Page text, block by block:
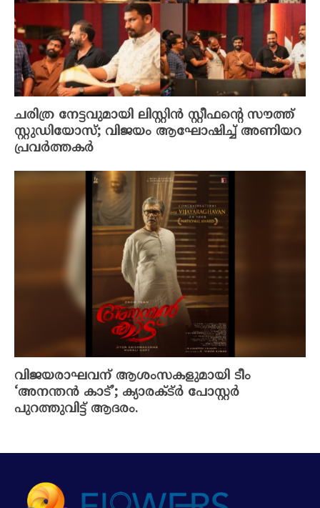
ചരിത്ര നേട്ടവുമായി ലിസ്റ്റിൻ സ്റ്റീഫന്റെ സൗത്ത്
സ്റ്റുഡിയോസ്; വിജയം ആഘോഷിച്ച് അണിയറ
പ്രവർത്തകർ
വിജയരാഘവന് ആശംസകളുമായി ടീം
‘അനന്തൻ കാട്’; ക്യാരക്ട്ർ പോസ്റ്റർ
പുറത്തുവിട്ട് ആദരം.